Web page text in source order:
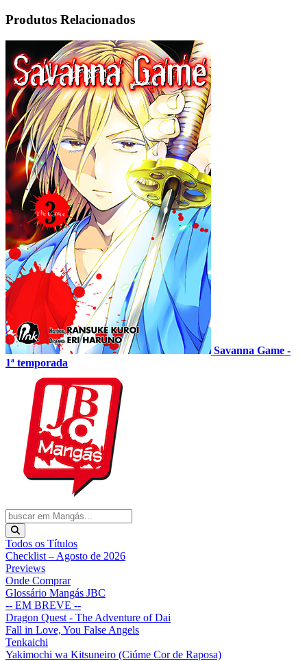
Produtos Relacionados
Savanna Game -
1ª temporada
Todos os Títulos
Checklist – Agosto de 2026
Previews
Onde Comprar
Glossário Mangás JBC
-- EM BREVE --
Dragon Quest - The Adventure of Dai
Fall in Love, You False Angels
Tenkaichi
Yakimochi wa Kitsuneiro (Ciúme Cor de Raposa)